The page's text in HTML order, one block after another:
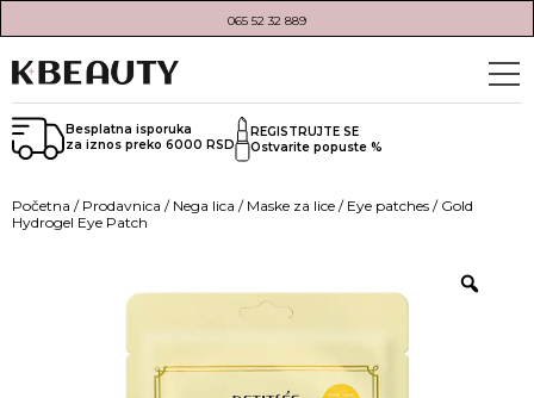
065 52 32 889
Besplatna isporuka
za iznos preko 6000 RSD
REGISTRUJTE SE
Ostvarite popuste %
Početna / Prodavnica / Nega lica / Maske za lice / Eye patches / Gold
Hydrogel Eye Patch